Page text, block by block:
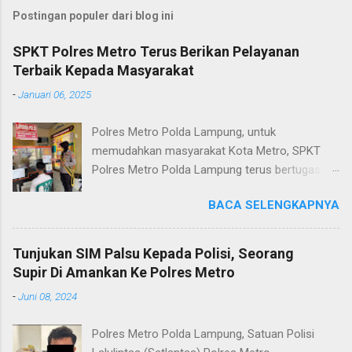
Postingan populer dari blog ini
SPKT Polres Metro Terus Berikan Pelayanan
Terbaik Kepada Masyarakat
-Januari 06, 2025
Polres Metro Polda Lampung, untuk
memudahkan masyarakat Kota Metro, SPKT
Polres Metro Polda Lampung terus bertugas
terkait layanan pengaduan, pelayanan SKCK dan
pelayanan Identifikasi sidik jari secara terpadu
kepada masyarakat. Senin (06/01/2025) Dalam
mewujudkan pelayanan prima kepolisian, SPKT
Heri Sulistyo Nugroho S.IK, M.IK mengatakan
BACA SELENGKAPNYA
Tunjukan SIM Palsu Kepada Polisi, Seorang
Supir Di Amankan Ke Polres Metro
-Juni 08, 2024
Polres Metro Polda Lampung, Satuan Polisi